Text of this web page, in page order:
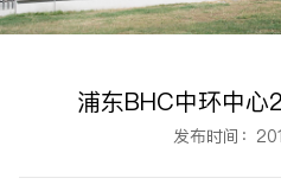
浦东BHC中环中心
发布时间：